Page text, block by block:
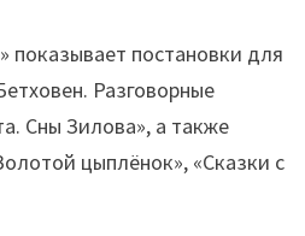
показывает постановки для
Разговорные
Сны Зилова», а также
цыплёнок», «Сказки с